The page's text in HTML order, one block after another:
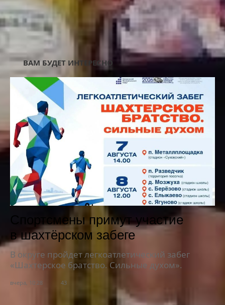
ВАМ БУДЕТ ИНТЕРЕСНО
Спортсмены примут участие
в шахтёрском забеге
В округе пройдет легкоатлетический забег
«Шахтерское братство. Сильные духом».
вчера, 10:28 43